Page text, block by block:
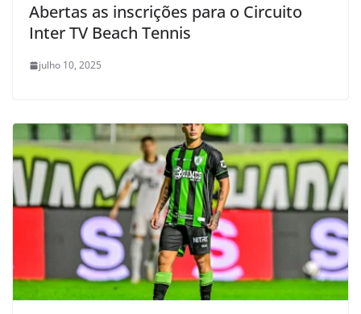
Abertas as inscrições para o Circuito
Inter TV Beach Tennis
julho 10, 2025